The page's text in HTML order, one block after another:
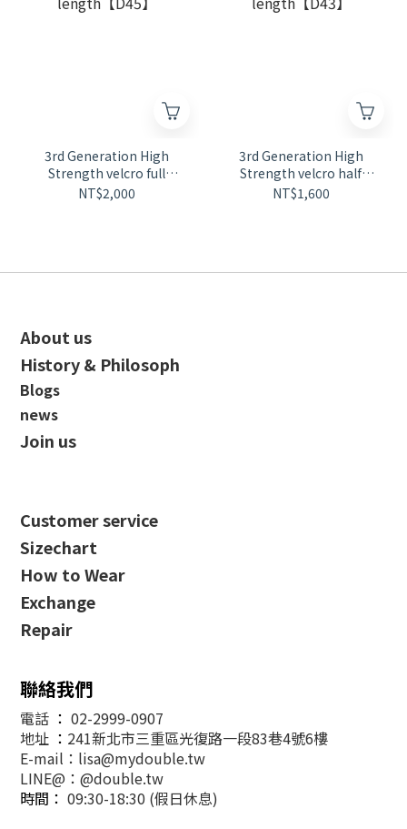
3rd Generation High
Strength velcro full
length【D45】
NT$2,000
3rd Generation High
Strength velcro half
length【D43】
NT$1,600
About us
History & Philosoph
Blogs
news
Join us
Customer service
Sizechart
How to Wear
Exchange
Repair
聯絡我們
電話 ： 02-2999-0907
地址 ： 241新北市三重區光復路一段83巷4號6樓
E-mail：lisa@mydouble.tw
LINE@：@double.tw
時間： 09:30-18:30 (假日休息)